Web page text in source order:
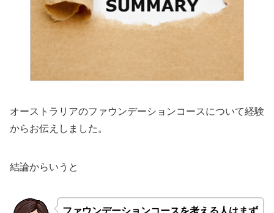
オーストラリアのファウンデーションコースについて経験
からお伝えしました。
結論からいうと
ファウンデーションコースを考える人はまず